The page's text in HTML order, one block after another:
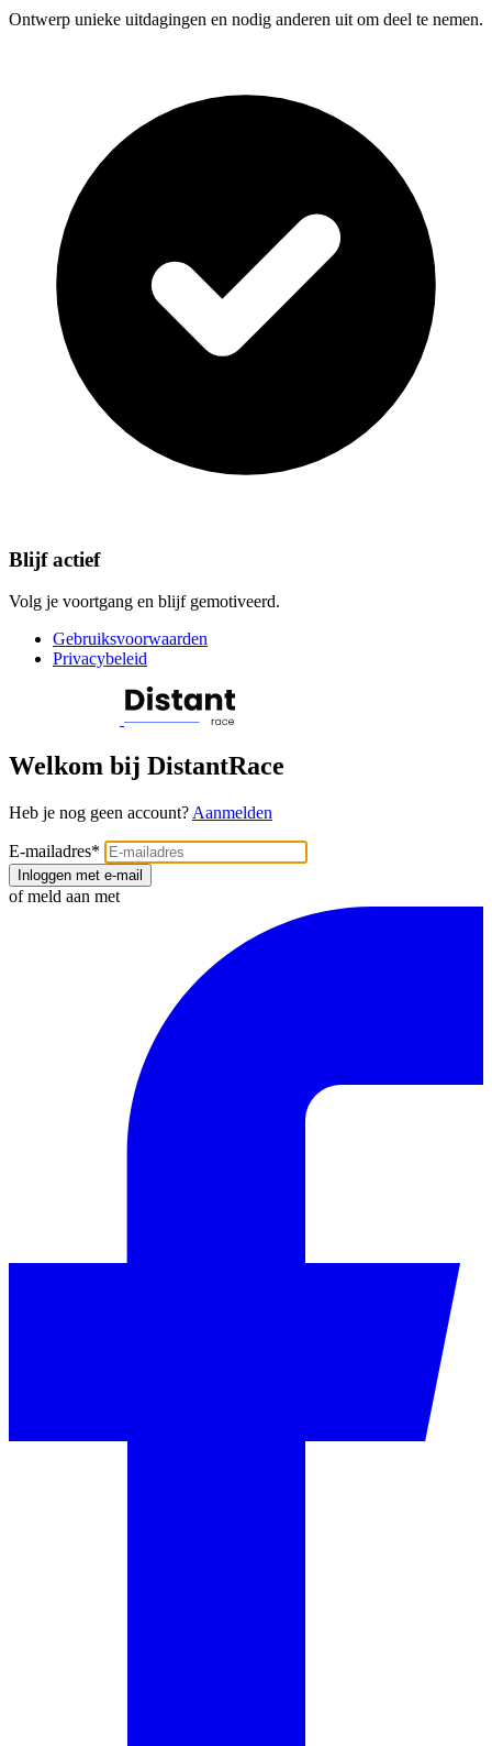
Ontwerp unieke uitdagingen en nodig anderen uit om deel te nemen.
Blijf actief
Volg je voortgang en blijf gemotiveerd.
Gebruiksvoorwaarden
Privacybeleid
Welkom bij DistantRace
Heb je nog geen account? Aanmelden
E-mailadres*
Inloggen met e-mail
of meld aan met